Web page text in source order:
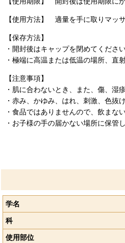
【使用方法】 適量を手に取りマッ
【保存方法】
・開封後はキャップを閉めてくださ
・極端に高温または低温の場所、直
【注意事項】
・肌に合わないとき、また、傷、湿
・赤み、かゆみ、はれ、刺激、色
・食品ではありませんので、飲まな
・お子様の手の届かない場所に保管
学名
科
使用部位